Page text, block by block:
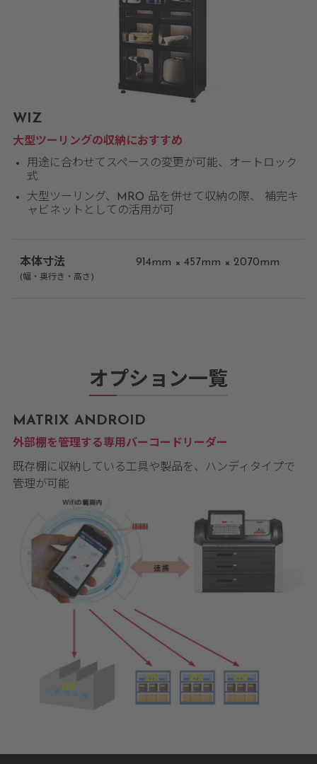
WIZ
大型ツーリングの収納におすすめ
用途に合わせてスペースの変更が可能、オートロック
式
大型ツーリング、MRO 品を併せて収納の際、 補完キ
ャビネットとしての活用が可
本体寸法
(幅・奥行き・高さ)
914mm × 457mm × 2070mm
オプション一覧
MATRIX ANDROID
外部棚を管理する専用バーコードリーダー
既存棚に収納している工具や製品を、ハンディタイプで
管理が可能